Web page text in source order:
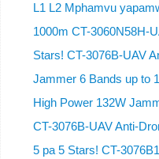
L1 L2 Mphamvu
1000m CT-3060N58H-
Stars! CT-3076B-UAV
Jammer 6 Bands up to
High Power 132W
CT-3076B-UAV Anti-
5 pa 5 Stars! CT-